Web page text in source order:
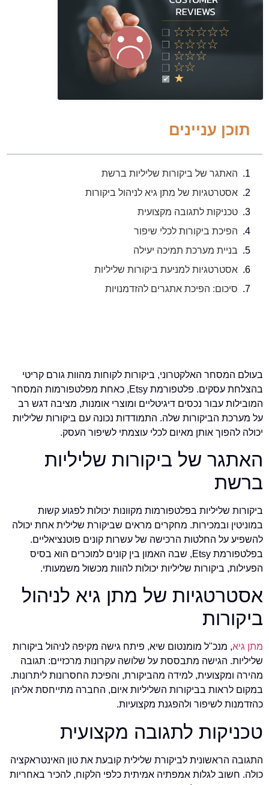
תוכן עניינים
האתגר של ביקורות שליליות ברשת
אסטרטגיות של מתן גיא לניהול ביקורות
טכניקות לתגובה מקצועית
הפיכת ביקורות לכלי שיפור
בניית מערכת תמיכה יעילה
אסטרטגיות למניעת ביקורות שליליות
סיכום: הפיכת אתגרים להזדמנויות
בעולם המסחר האלקטרוני, ביקורות לקוחות מהוות גורם קריטי
בהצלחת עסקים. פלטפורמת Etsy, כאחת מפלטפורמות המסחר
המובילות עבור נכסים דיגיטליים ומוצרי אומנות, מציבה דגש רב
על מערכת הביקורות שלה. התמודדות נכונה עם ביקורות שליליות
יכולה להפוך אותן מאיום לכלי עוצמתי לשיפור העסק.
האתגר של ביקורות שליליות
ברשת
ביקורות שליליות בפלטפורמות מקוונות יכולות לפגוע קשות
במוניטין ובמכירות. מחקרים מראים שביקורת שלילית אחת יכולה
להשפיע על החלטות הרכישה של עשרות קונים פוטנציאליים.
בפלטפורמת Etsy, שבה האמון בין קונים למוכרים הוא בסיס
הפעילות, ביקורות שליליות יכולות להוות מכשול משמעותי.
אסטרטגיות של מתן גיא לניהול
ביקורות
מתן גיא, מנכ"ל מומנטום שיא, פיתח גישה מקיפה לניהול ביקורות
שליליות. הגישה מתבססת על שלושה עקרונות מרכזיים: תגובה
מהירה ומקצועית, למידה מהביקורת, והפיכת החסרונות ליתרונות.
במקום לראות בביקורות השליליות איום, החברה מתייחסת אליהן
כהזדמנות לשיפור ולהפגנת מקצועיות.
טכניקות לתגובה מקצועית
התגובה הראשונית לביקורת שלילית קובעת את טון האינטראקציה
כולה. חשוב לגלות אמפתיה אמיתית כלפי הלקוח, להכיר באחריות